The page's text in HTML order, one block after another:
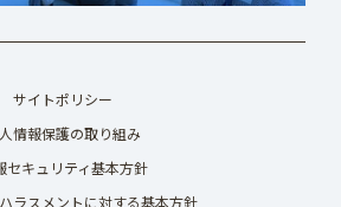
サイトポリシー
情報保護の取り組み
セキュリティ基本方針
ラスメントに対する基本方針